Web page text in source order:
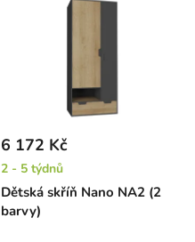
Dětská skříň Nano NA2 (2
barvy)
6 172 Kč
2 - 5 týdnů